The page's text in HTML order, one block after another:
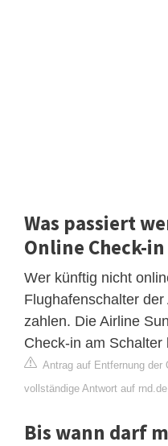
Was passiert
Online Check-
Wer künftig nicht
Flughafenschalter
zahlen. Die Airline
Check-in am Schalter
Antrag auf Entfernung der
vollständige Antwort auf
Bis wann darf